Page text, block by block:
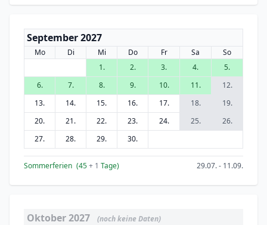
September 2027
Mo Di Mi Do Fr Sa
So
1.
2. 3. 4.
5.
6.
7. 8. 9. 10. 11.
12.
13.
14. 15. 16. 17. 18.
19.
20.
21. 22. 23. 24. 25.
26.
27.
28. 29. 30.
Sommerferien (45+ 1 Tage) 29.07. - 11.09.
Oktober 2027
(noch keine Daten)